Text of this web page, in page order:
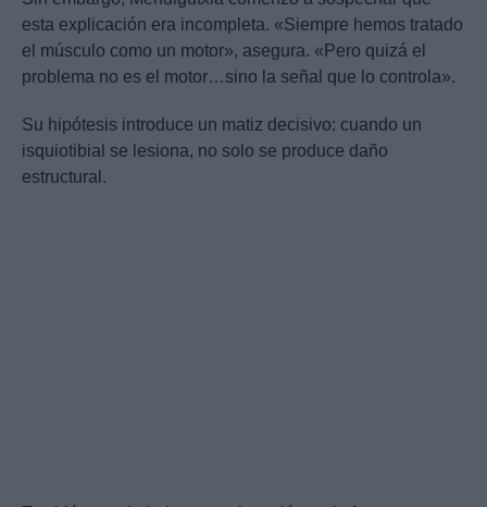
esta explicación era incompleta. «Siempre hemos tratado
el músculo como un motor», asegura. «Pero quizá el
problema no es el motor…sino la señal que lo controla».
Su hipótesis introduce un matiz decisivo: cuando un
isquiotibial se lesiona, no solo se produce daño
estructural.